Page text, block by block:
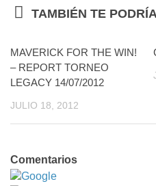
TAMBIÉN TE
MAVERICK FOR THE WIN!
– REPORT TORNEO
LEGACY 14/07/2012
JULIO 18, 2012
Comentarios
Google